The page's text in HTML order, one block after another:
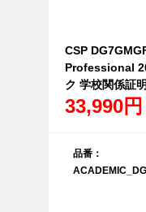
CSP
Professional
ク 学校関係証
33,990円
品番：